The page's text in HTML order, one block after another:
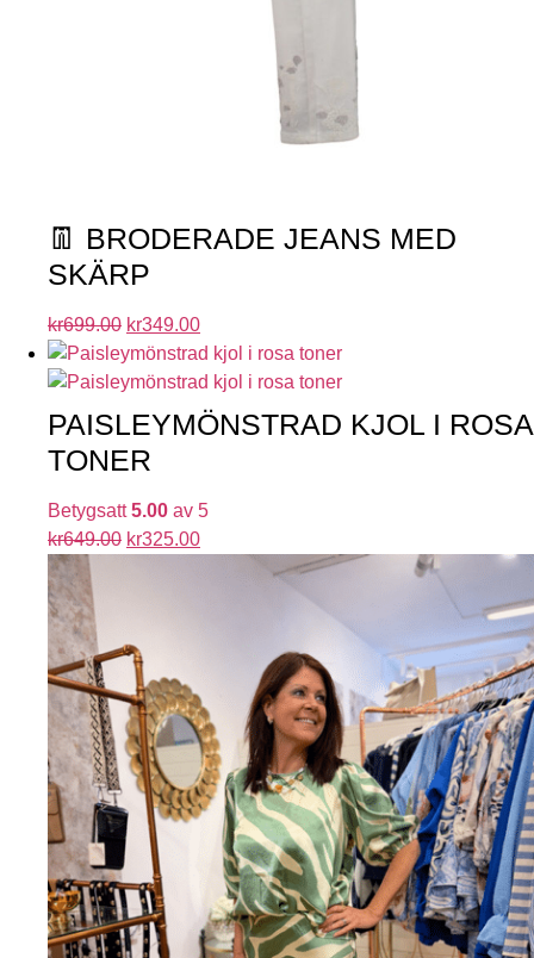
👖 BRODERADE JEANS MED
SKÄRP
kr699.00 kr349.00
PAISLEYMÖNSTRAD KJOL I ROSA
TONER
Betygsatt5.00 av 5
kr649.00 kr325.00